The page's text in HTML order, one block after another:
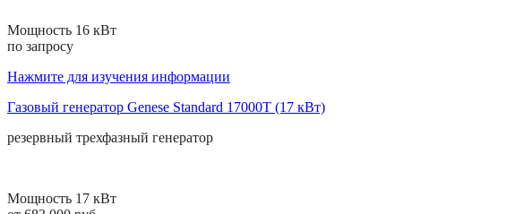
Мощность 16 кВт
по запросу
Нажмите для изучения информации
Газовый генератор Genese Standard 17000T (17 кВт)
резервный трехфазный генератор
Мощность 17 кВт